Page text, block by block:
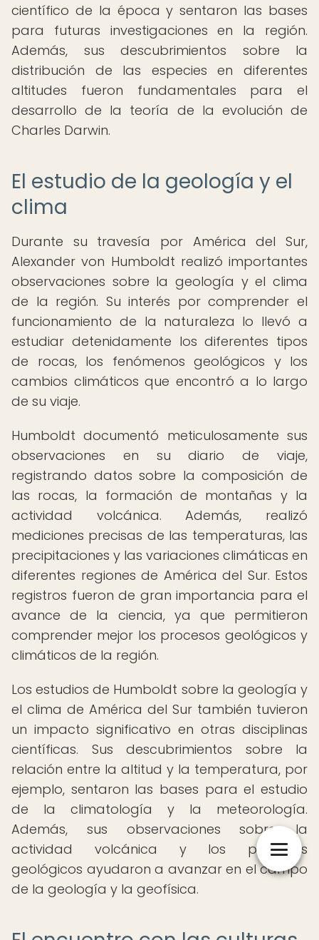
científico de la época y sentaron las bases
para futuras investigaciones en la región.
Además, sus descubrimientos sobre la
distribución de las especies en diferentes
altitudes fueron fundamentales para el
desarrollo de la teoría de la evolución de
Charles Darwin.
El estudio de la geología y el
clima
Durante su travesía por América del Sur,
Alexander von Humboldt realizó importantes
observaciones sobre la geología y el clima
de la región. Su interés por comprender el
funcionamiento de la naturaleza lo llevó a
estudiar detenidamente los diferentes tipos
de rocas, los fenómenos geológicos y los
cambios climáticos que encontró a lo largo
de su viaje.
Humboldt documentó meticulosamente sus
observaciones en su diario de viaje,
registrando datos sobre la composición de
las rocas, la formación de montañas y la
actividad volcánica. Además, realizó
mediciones precisas de las temperaturas, las
precipitaciones y las variaciones climáticas en
diferentes regiones de América del Sur. Estos
registros fueron de gran importancia para el
avance de la ciencia, ya que permitieron
comprender mejor los procesos geológicos y
climáticos de la región.
Los estudios de Humboldt sobre la geología y
el clima de América del Sur también tuvieron
un impacto significativo en otras disciplinas
científicas. Sus descubrimientos sobre la
relación entre la altitud y la temperatura, por
ejemplo, sentaron las bases para el estudio
de la climatología y la meteorología.
Además, sus observaciones sobre la
actividad volcánica y los procesos
geológicos ayudaron a avanzar en el campo
de la geología y la geofísica.